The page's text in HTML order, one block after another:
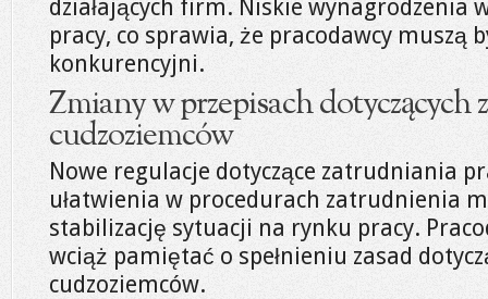
działających firm. Niskie wynagrodzenia
pracy, co sprawia, że pracodawcy muszą
konkurencyjni.
Zmiany w przepisach
cudzoziemców
Nowe regulacje dotyczące zatrudniania
ułatwienia w procedurach zatrudnienia
stabilizację sytuacji na rynku pracy.
wciąż pamiętać o spełnieniu zasad
cudzoziemców.